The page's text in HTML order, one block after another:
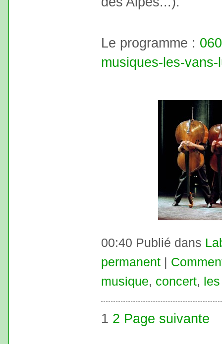
Le programme :
musiques-les-
00:40 Publié dans
permanent |
musique, concert,
1 2 Page suivante